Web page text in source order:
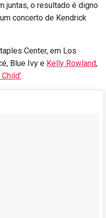
juntas, o resultado é digno
concerto de Kendrick
Center, em Los
Blue Ivy e Kelly Rowland,
Child’.